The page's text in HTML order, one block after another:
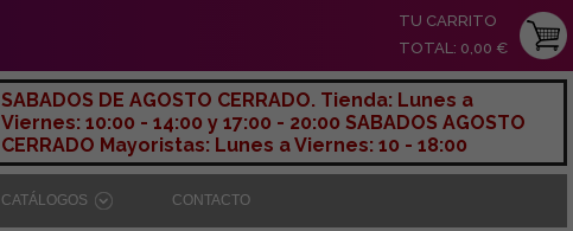
TU CARRITO
TOTAL: 0,00 €
SABADOS DE AGOSTO CERRADO. Tienda: Lunes a
Viernes: 10:00 - 14:00 y 17:00 - 20:00 SABADOS AGOSTO
CERRADO Mayoristas: Lunes a Viernes: 10 - 18:00
CATÁLOGOS CONTACTO